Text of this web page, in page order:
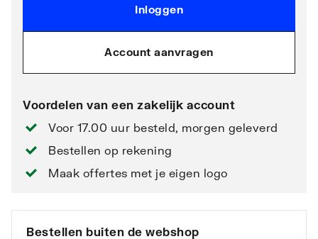
Inloggen
Account aanvragen
Voordelen van een zakelijk account
Voor 17.00 uur besteld, morgen geleverd
Bestellen op rekening
Maak offertes met je eigen logo
Bestellen buiten de webshop